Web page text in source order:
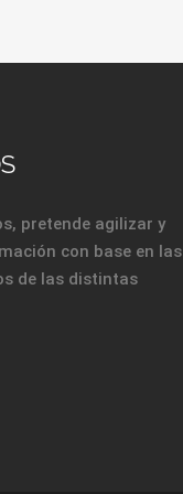
pretende agilizar y
con base en las
de las distintas